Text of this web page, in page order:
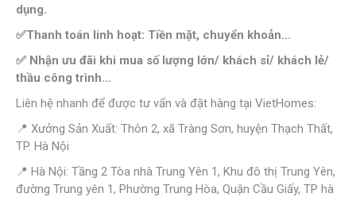
dụng.
✅Thanh toán linh hoạt: Tiền mặt, chuyển khoản…
✅ Nhận ưu đãi khi mua số lượng lớn/ khách sỉ/ khách lẻ/
thầu công trình…
Liên hệ nhanh để được tư vấn và đặt hàng tại VietHomes:
📍 Xưởng Sản Xuất: Thôn 2, xã Tràng Sơn, huyện Thạch Thất,
TP. Hà Nội
📍 Hà Nội: Tầng 2 Tòa nhà Trung Yên 1, Khu đô thị Trung Yên,
đường Trung yên 1, Phường Trung Hòa, Quận Cầu Giấy, TP hà